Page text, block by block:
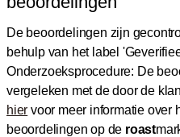
De beoordelingen zijn
behulp van het label
Onderzoeksprocedure: De
vergeleken met de door de
hier voor meer informatie over
beoordelingen op de roast